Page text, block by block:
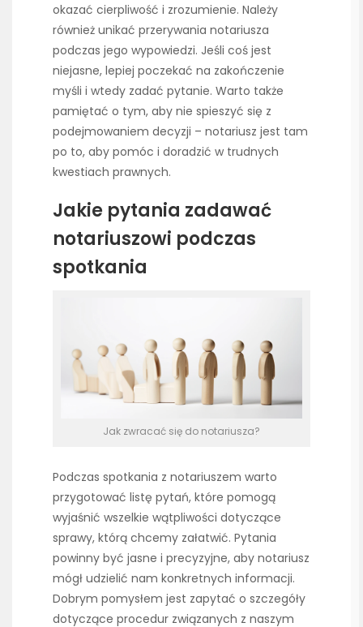
okazać cierpliwość i zrozumienie. Należy
również unikać przerywania notariusza
podczas jego wypowiedzi. Jeśli coś jest
niejasne, lepiej poczekać na zakończenie
myśli i wtedy zadać pytanie. Warto także
pamiętać o tym, aby nie spieszyć się z
podejmowaniem decyzji – notariusz jest tam
po to, aby pomóc i doradzić w trudnych
kwestiach prawnych.
Jakie pytania zadawać
notariuszowi podczas
spotkania
Jak zwracać się do notariusza?
Podczas spotkania z notariuszem warto
przygotować listę pytań, które pomogą
wyjaśnić wszelkie wątpliwości dotyczące
sprawy, którą chcemy załatwić. Pytania
powinny być jasne i precyzyjne, aby notariusz
mógł udzielić nam konkretnych informacji.
Dobrym pomysłem jest zapytać o szczegóły
dotyczące procedur związanych z naszym